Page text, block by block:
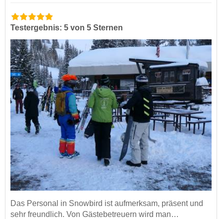
Testergebnis: 5 von 5 Sternen
Das Personal in Snowbird ist aufmerksam, präsent und
sehr freundlich. Von Gästebetreuern wird man…